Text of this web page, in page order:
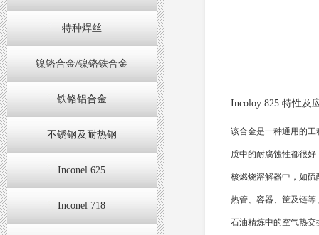
特种焊丝
镍铬合金/镍铬铁合金
铁铬铝合金
不锈钢及耐热钢
Inconel 625
Inconel 718
Incoloy 825 特性及
该合金是一种通用的
质中的耐腐蚀性都很
核燃烧溶解器中，如
热管、容器、筐及链
石油精炼中的空气热